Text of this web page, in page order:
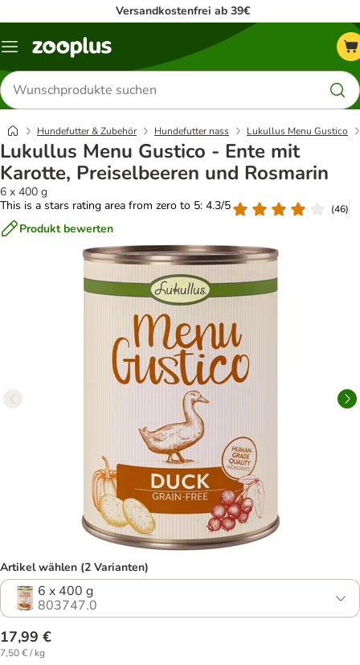
Versandkostenfrei ab 39€
Menü
Produkte
suchen
Hundefutter & Zubehör Hundefutter nass Lukullus Menu Gustico
Lukullus Menu Gustico - Ente mit
Karotte, Preiselbeeren und Rosmarin
6 x 400 g
This is a stars rating area from zero to 5: 4.3/5
(46)
Produkt bewerten
Artikel wählen (2 Varianten)
6 x 400 g
803747.0
17,99 €
7,50 € / kg